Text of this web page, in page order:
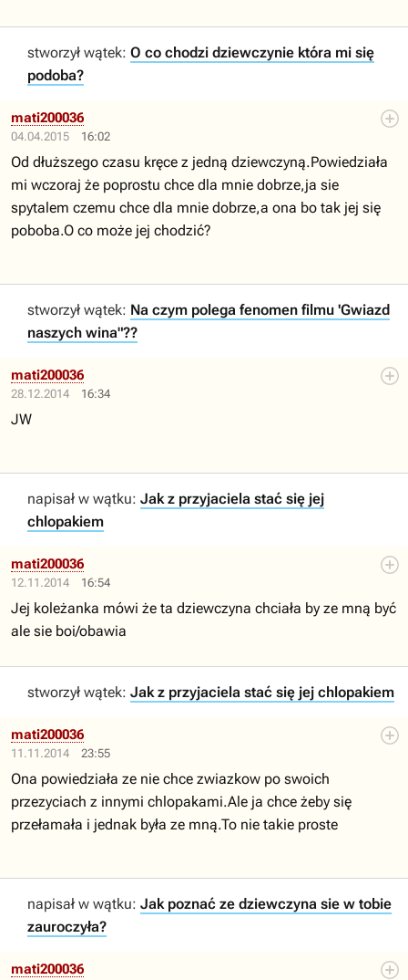
stworzył wątek: O co chodzi dziewczynie która mi się
podoba?
04.04.2015 16:02
mati200036
Od dłuższego czasu kręce z jedną dziewczyną.Powiedziała
mi wczoraj że poprostu chce dla mnie dobrze,ja sie
spytalem czemu chce dla mnie dobrze,a ona bo tak jej się
poboba.O co może jej chodzić?
stworzył wątek: Na czym polega fenomen filmu 'Gwiazd
naszych wina"??
28.12.2014 16:34
mati200036
JW
napisał w wątku: Jak z przyjaciela stać się jej
chlopakiem
12.11.2014 16:54
mati200036
Jej koleżanka mówi że ta dziewczyna chciała by ze mną być
ale sie boi/obawia
stworzył wątek: Jak z przyjaciela stać się jej chlopakiem
11.11.2014 23:55
mati200036
Ona powiedziała ze nie chce zwiazkow po swoich
przezyciach z innymi chlopakami.Ale ja chce żeby się
przełamała i jednak była ze mną.To nie takie proste
napisał w wątku: Jak poznać ze dziewczyna sie w tobie
zauroczyła?
mati200036